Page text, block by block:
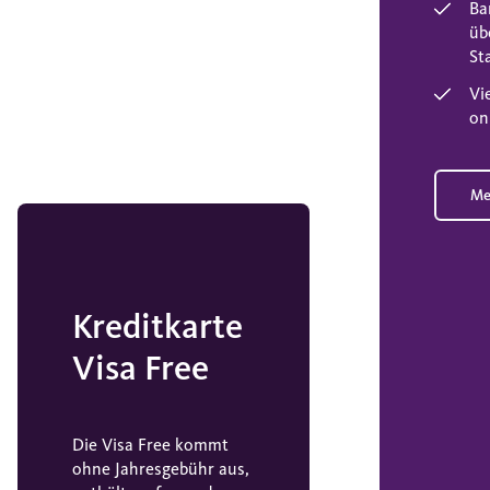
Kreditkarte
Visa Free
Die Visa Free kommt
ohne Jahresgebühr aus,